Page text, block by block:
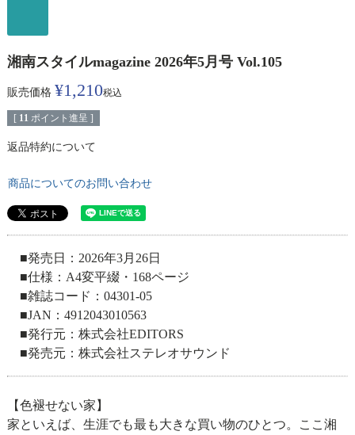
湘南スタイルmagazine 2026年5月号 Vol.105
販売価格 ¥1,210税込
[ 11 ポイント進呈 ]
返品特約について
商品についてのお問い合わせ
■発売日：2026年3月26日
■仕様：A4変平綴・168ページ
■雑誌コード：04301-05
■JAN：4912043010563
■発行元：株式会社EDITORS
■発売元：株式会社ステレオサウンド
【色褪せない家】
家といえば、生涯でも最も大きな買い物のひとつ。ここ湘